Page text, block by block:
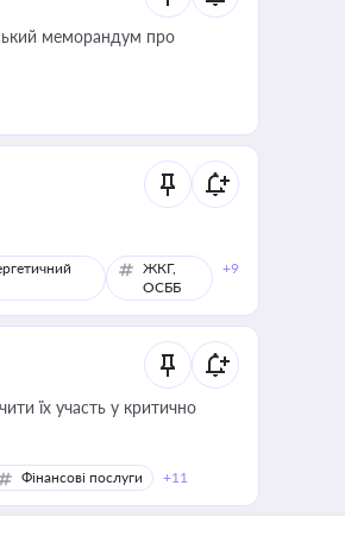
меморандум про
ЖКГ,
ОСББ
+9
їх участь у критично
Фінансові послуги +11